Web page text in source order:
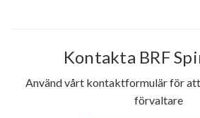
Kontakta BRF
Använd vårt kontaktformulär för
förvaltare